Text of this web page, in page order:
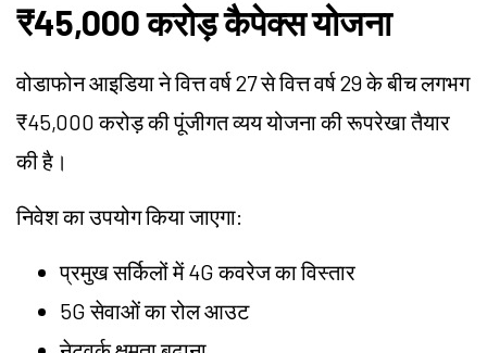
₹45,000 करोड़ कैपेक्स योजना
वोडाफोन आइडिया ने वित्त वर्ष 27 से वित्त वर्ष 29 के बीच लगभग
₹45,000 करोड़ की पूंजीगत व्यय योजना की रूपरेखा तैयार
की है।
निवेश का उपयोग किया जाएगा:
प्रमुख सर्किलों में 4G कवरेज का विस्तार
5G सेवाओं का रोल आउट